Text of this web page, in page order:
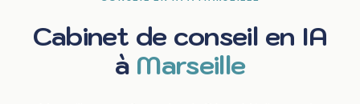
Cabinet de conseil en IA
à Marseille